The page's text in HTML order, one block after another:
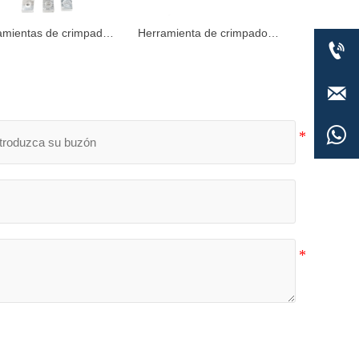
de crimpado
Herramienta de crimpado


